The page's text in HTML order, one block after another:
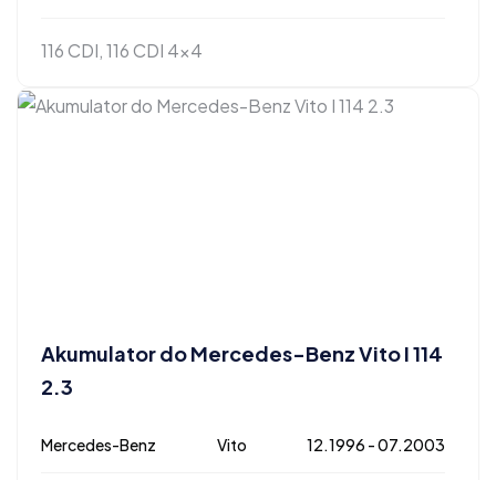
116 CDI, 116 CDI 4x4
Akumulator do Mercedes-Benz Vito I 114
2.3
Mercedes-Benz Vito 12.1996 - 07.2003